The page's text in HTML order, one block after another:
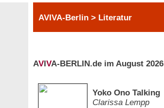
AVIVA-Berlin > Literatur
AV VA-BERLIN.de im August 2026
Yoko Ono Talking
Clarissa Lempp